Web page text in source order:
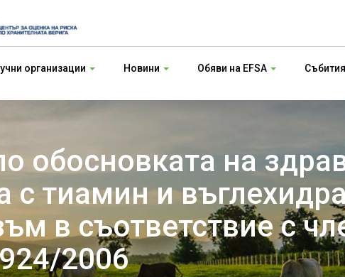
организации Новини Обяви на EFSA Събития
обосновката на
с тиамин и
в съответствие с
2006